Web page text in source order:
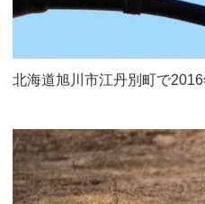
北海道旭川市江丹別町で2016